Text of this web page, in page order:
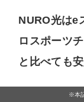
※本
NURO光はe
ロスポーツ
と比べても
そのうえに